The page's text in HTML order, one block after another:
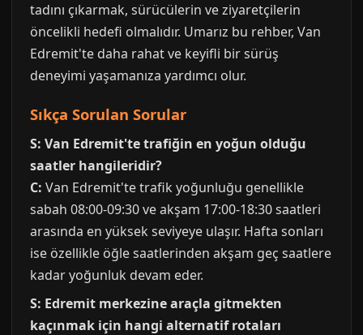
tadını çıkarmak, sürücülerin ve ziyaretçilerin
öncelikli hedefi olmalıdır. Umarız bu rehber, Van
Edremit'te daha rahat ve keyifli bir sürüş
deneyimi yaşamanıza yardımcı olur.
Sıkça Sorulan Sorular
S: Van Edremit'te trafiğin en yoğun olduğu
saatler hangileridir?
C: Van Edremit'te trafik yoğunluğu genellikle
sabah 08:00-09:30 ve akşam 17:00-18:30 saatleri
arasında en yüksek seviyeye ulaşır. Hafta sonları
ise özellikle öğle saatlerinden akşam geç saatlere
kadar yoğunluk devam eder.
S: Edremit merkezine araçla gitmekten
kaçınmak için hangi alternatif rotaları